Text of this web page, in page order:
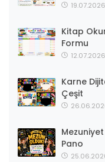
19.07.2026
Kitap
Formu
12.07.2026
Karne
Çeşit
Pano